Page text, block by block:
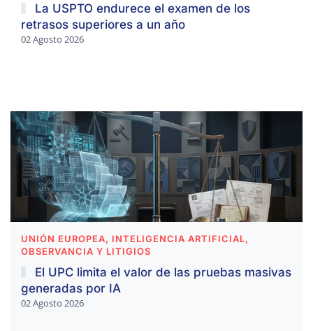
La USPTO endurece el examen de los
retrasos superiores a un año
02 Agosto 2026
UNIÓN EUROPEA, INTELIGENCIA ARTIFICIAL,
OBSERVANCIA Y LITIGIOS
El UPC limita el valor de las pruebas masivas
generadas por IA
02 Agosto 2026